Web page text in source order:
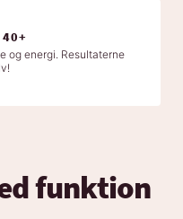
40+
og energi. Resultaterne
funktion